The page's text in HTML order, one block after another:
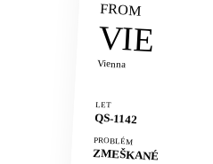
FROM
VIE
Vienna
LET
QS-1142
PROBLÉM
ZMEŠKANÉ